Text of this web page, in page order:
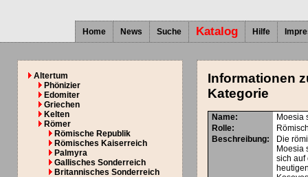
Home News Suche Katalog Hilfe
Altertum
Phönizier
Edomiter
Griechen
Kelten
Römer
Römische Republik
Römisches Kaiserreich
Palmyra
Gallisches Sonderreich
Britannisches Sonderreich
Informationen
Kategorie
Name:
Moesia
Rolle:
Beschreibung:
Die
Moesia
sich auf